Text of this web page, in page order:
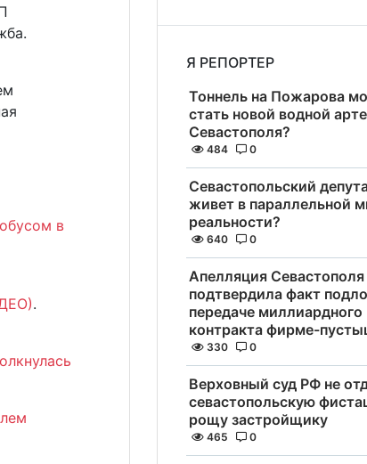
в
.
Я РЕПОРТЕР
Тоннель на Пожарова
стать новой водной
Севастополя?
484 0
Севастопольский
живет в параллельной
реальности?
640 0
Апелляция Севастополя
подтвердила факт
передаче миллиардного
контракта фирме-
330 0
Верховный суд РФ не
севастопольскую
рощу застройщику
465 0